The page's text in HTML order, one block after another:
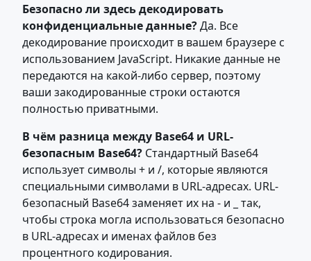
Безопасно ли здесь декодировать
конфиденциальные данные?Да. Все
декодирование происходит в вашем браузере с
использованием JavaScript. Никакие данные не
передаются на какой-либо сервер, поэтому
ваши закодированные строки остаются
полностью приватными.
В чём разница между Base64 и URL-
безопасным Base64? Стандартный Base64
использует символы + и /, которые являются
специальными символами в URL-адресах. URL-
безопасный Base64 заменяет их на - и _ так,
чтобы строка могла использоваться безопасно
в URL-адресах и именах файлов без
процентного кодирования.